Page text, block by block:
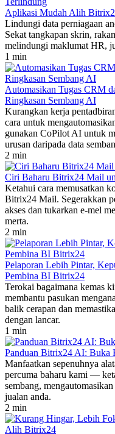
Aplikasi Mudah Alih
Lindungi data perniagaan
Sekat tangkapan skrin,
melindungi maklumat HR,
1 min
Automasikan Tugas CRM
Ringkasan Sembang AI
Kurangkan kerja
cara untuk
gunakan CoPilot AI untuk
urusan daripada data
2 min
Ciri Baharu Bitrix24 Mail
Ketahui cara memusatkan
Bitrix24 Mail. Segerakkan
akses dan tukarkan e-mel
merta.
2 min
Pelaporan Lebih Pintar,
Pembina BI Bitrix24
Terokai bagaimana kemas
membantu pasukan
balik cerapan dan
dengan lancar.
1 min
Panduan Bitrix24 AI: Buka
Manfaatkan sepenuhnya
percuma baharu kami —
sembang,
jualan anda.
2 min